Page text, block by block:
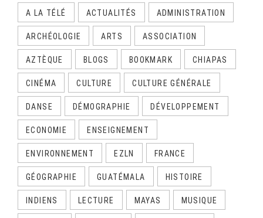
A LA TÉLÉ ACTUALITÉS ADMINISTRATION
ARCHÉOLOGIE ARTS ASSOCIATION
AZTÈQUE BLOGS BOOKMARK CHIAPAS
CINÉMA CULTURE CULTURE GÉNÉRALE
DANSE DÉMOGRAPHIE DÉVELOPPEMENT
ECONOMIE ENSEIGNEMENT
ENVIRONNEMENT EZLN FRANCE
GÉOGRAPHIE GUATÉMALA HISTOIRE
INDIENS LECTURE MAYAS MUSIQUE